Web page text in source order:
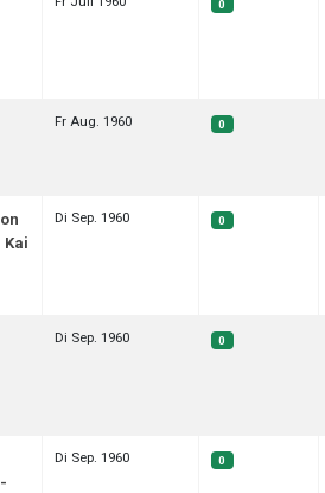
0
Fr Aug. 1960 0
Di Sep. 1960 0
Di Sep. 1960 0
Di Sep. 1960 0